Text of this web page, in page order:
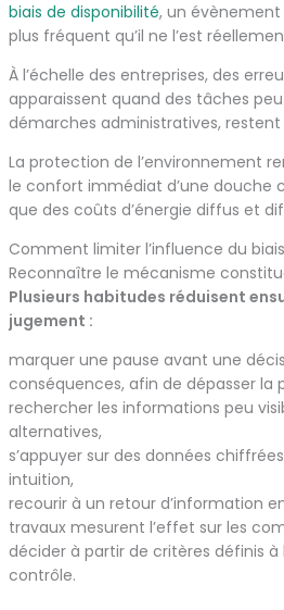
biais de disponibilité, un
plus fréquent qu’il ne l’est
À l’échelle des entreprises, des
apparaissent quand des tâches
démarches administratives, restent
La protection de l’environnement
le confort immédiat d’une douche
que des coûts d’énergie diffus et
Comment limiter l’influence du
Reconnaître le mécanisme
Plusieurs habitudes réduisent
jugement :
marquer une pause avant une
conséquences, afin de dépasser la
rechercher les informations peu
alternatives,
s’appuyer sur des données
intuition,
recourir à un retour d’information
travaux mesurent l’effet sur les
décider à partir de critères définis à
contrôle.